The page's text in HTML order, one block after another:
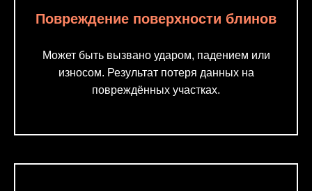
Повреждение поверхности блинов
Может быть вызвано ударом, падением или
износом. Результат потеря данных на
повреждённых участках.